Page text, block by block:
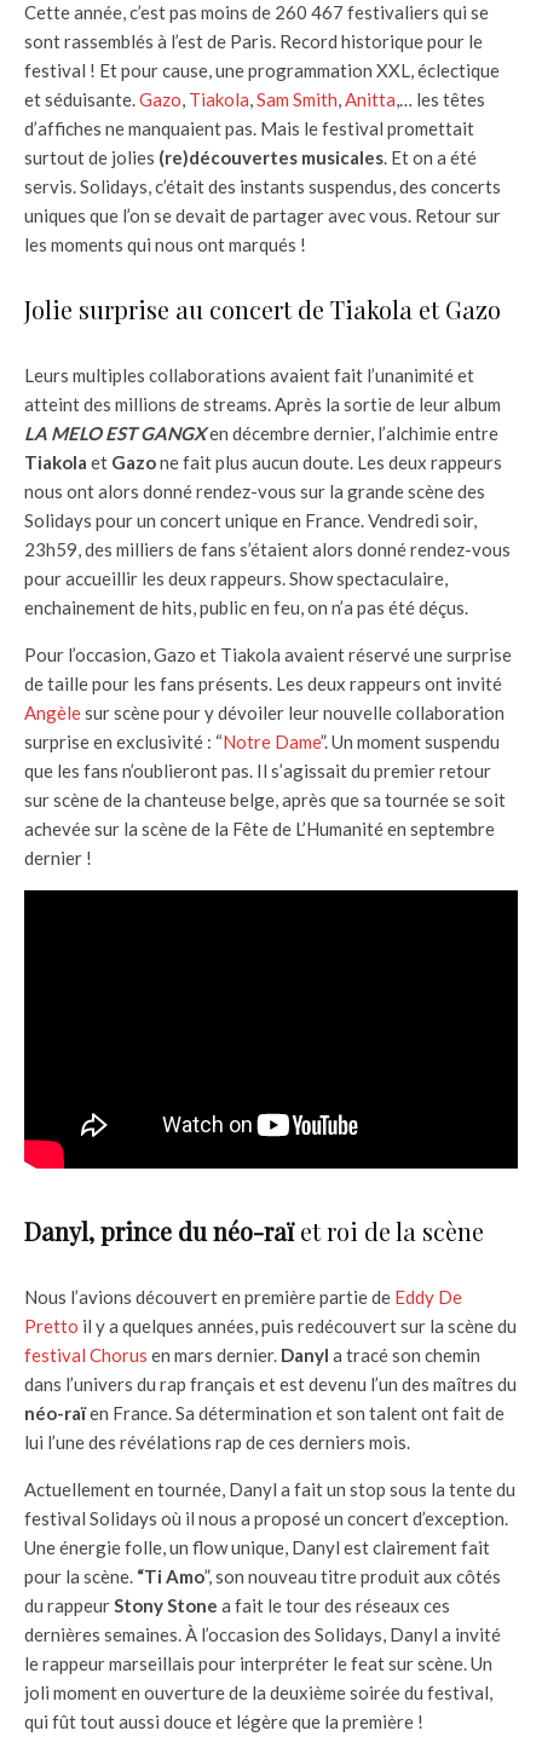
Cette année, c’est pas moins de 260 467 festivaliers qui se
sont rassemblés à l’est de Paris. Record historique pour le
festival ! Et pour cause, une programmation XXL, éclectique
et séduisante.Gazo, Tiakola,Sam Smith,Anitta,… les têtes
d’affiches ne manquaient pas. Mais le festival promettait
surtout de jolies (re)découvertes musicales. Et on a été
servis. Solidays, c’était des instants suspendus, des concerts
uniques que l’on se devait de partager avec vous. Retour sur
les moments qui nous ont marqués !
Jolie surprise au concert de Tiakola et Gazo
Leurs multiples collaborations avaient fait l’unanimité et
atteint des millions de streams. Après la sortie de leur album
LA MELO EST GANGXen décembre dernier, l’alchimie entre
Tiakola et Gazone fait plus aucun doute. Les deux rappeurs
nous ont alors donné rendez-vous sur la grande scène des
Solidays pour un concert unique en France. Vendredi soir,
23h59, des milliers de fans s’étaient alors donné rendez-vous
pour accueillir les deux rappeurs. Show spectaculaire,
enchainement de hits, public en feu, on n’a pas été déçus.
Pour l’occasion, Gazo et Tiakola avaient réservé une surprise
de taille pour les fans présents. Les deux rappeurs ont invité
Angèlesur scène pour y dévoiler leur nouvelle collaboration
surprise en exclusivité : “Notre Dame”. Un moment suspendu
que les fans n’oublieront pas. Il s’agissait du premier retour
sur scène de la chanteuse belge, après que sa tournée se soit
achevée sur la scène de la Fête de L’Humanité en septembre
dernier !
Danyl, prince du néo-raïet roi de la scène
Nous l’avions découvert en première partie de Eddy De
Pretto il y a quelques années, puis redécouvert sur la scène du
festival Chorus en mars dernier. Danyl a tracé son chemin
dans l’univers du rap français et est devenu l’un des maîtres du
néo-raïen France. Sa détermination et son talent ont fait de
lui l’une des révélations rap de ces derniers mois.
Actuellement en tournée, Danyl a fait un stop sous la tente du
festival Solidays où il nous a proposé un concert d’exception.
Une énergie folle, un flow unique, Danyl est clairement fait
pour la scène. “Ti Amo”, son nouveau titre produit aux côtés
du rappeur Stony Stone a fait le tour des réseaux ces
dernières semaines. À l’occasion des Solidays, Danyl a invité
le rappeur marseillais pour interpréter le feat sur scène. Un
joli moment en ouverture de la deuxième soirée du festival,
qui fût tout aussi douce et légère que la première !